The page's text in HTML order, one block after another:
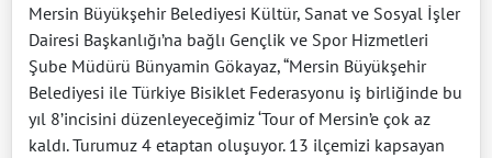
Mersin Büyükşehir Belediyesi Kültür, Sanat ve Sosyal İşler
Dairesi Başkanlığı’na bağlı Gençlik ve Spor Hizmetleri
Şube Müdürü Bünyamin Gökayaz, “Mersin Büyükşehir
Belediyesi ile Türkiye Bisiklet Federasyonu iş birliğinde bu
yıl 8’incisini düzenleyeceğimiz ‘Tour of Mersin’e çok az
kaldı. Turumuz 4 etaptan oluşuyor. 13 ilçemizi kapsayan